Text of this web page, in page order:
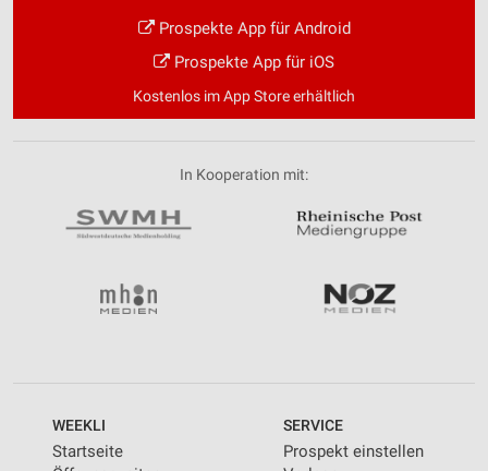
Prospekte App für Android
Prospekte App für iOS
Kostenlos im App Store erhältlich
In Kooperation mit:
WEEKLI
Startseite
SERVICE
Prospekt einstellen